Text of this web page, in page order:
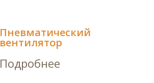
Пневматический
вентилятор
Подробнее